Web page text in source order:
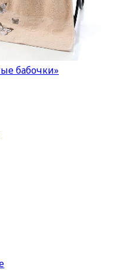
бабочки»